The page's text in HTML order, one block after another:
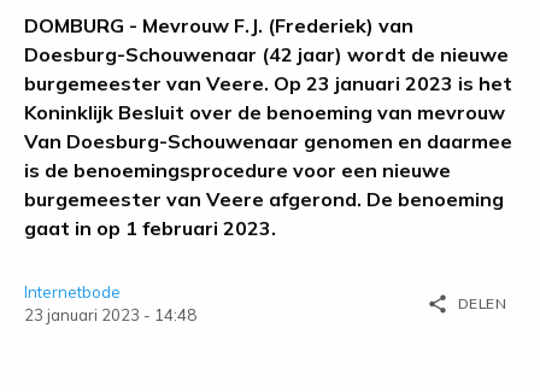
DOMBURG - Mevrouw F.J. (Frederiek) van
Doesburg-Schouwenaar (42 jaar) wordt de nieuwe
burgemeester van Veere. Op 23 januari 2023 is het
Koninklijk Besluit over de benoeming van mevrouw
Van Doesburg-Schouwenaar genomen en daarmee
is de benoemingsprocedure voor een nieuwe
burgemeester van Veere afgerond. De benoeming
gaat in op 1 februari 2023.
Internetbode
23 januari 2023 - 14:48
share DELEN